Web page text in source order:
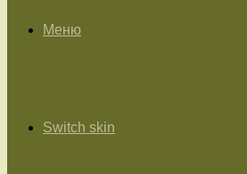
Меню
Switch skin